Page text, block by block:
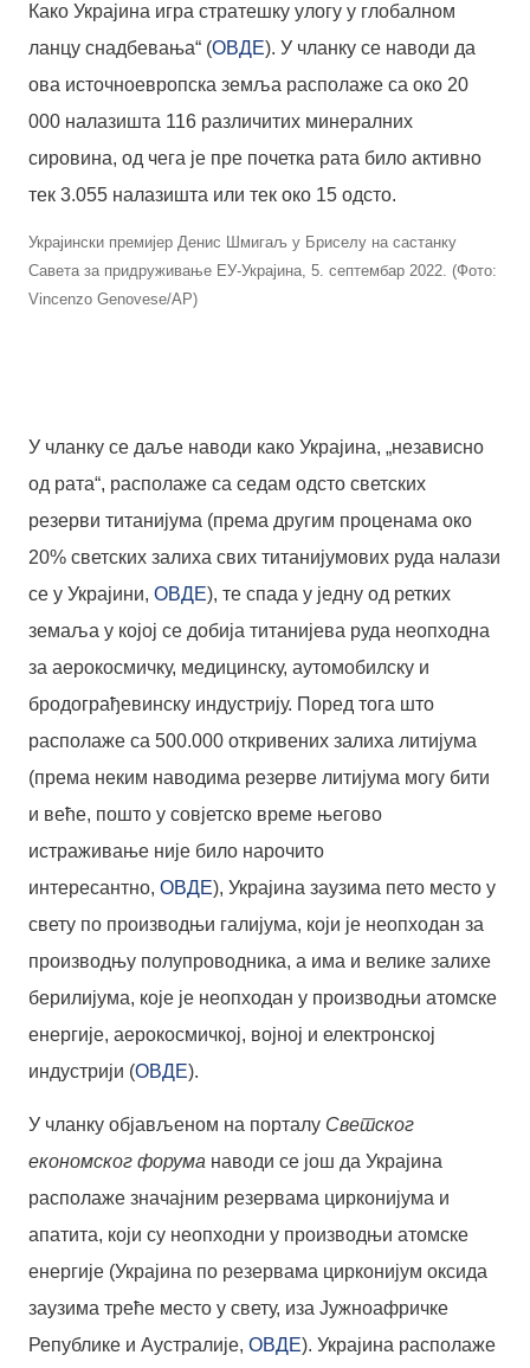
Како Украјина игра стратешку улогу у глобалном
ланцу снадбевања“ (ОВДЕ). У чланку се наводи да
ова источноевропска земља располаже са око 20
000 налазишта 116 различитих минералних
сировина, од чега је пре почетка рата било активно
тек 3.055 налазишта или тек око 15 одсто.
Украјински премијер Денис Шмигаљ у Бриселу на састанку
Савета за придруживање ЕУ-Украјина, 5. септембар 2022. (Фото:
Vincenzo Genovese/AP)
У чланку се даље наводи како Украјина, „независно
од рата“, располаже са седам одсто светских
резерви титанијума (према другим проценама око
20% светских залиха свих титанијумових руда налази
се у Украјини, ОВДЕ), те спада у једну од ретких
земаља у којој се добија титанијева руда неопходна
за аерокосмичку, медицинску, аутомобилску и
бродограђевинску индустрију. Поред тога што
располаже са 500.000 откривених залиха литијума
(према неким наводима резерве литијума могу бити
и веће, пошто у совјетско време његово
истраживање није било нарочито
интересантно, ОВДЕ), Украјина заузима пето место у
свету по производњи галијума, који је неопходан за
производњу полупроводника, а има и велике залихе
берилијума, које је неопходан у производњи атомске
енергије, аерокосмичкој, војној и електронској
индустрији (ОВДЕ).
У чланку објављеном на порталу Светског
економског форума наводи се још да Украјина
располаже значајним резервама цирконијума и
апатита, који су неопходни у производњи атомске
енергије (Украјина по резервама цирконијум оксида
заузима треће место у свету, иза Јужноафричке
Републике и Аустралије, ОВДЕ). Украјина располаже